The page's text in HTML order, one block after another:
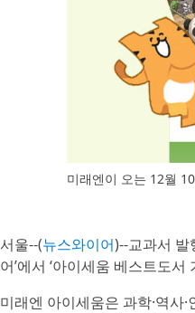
미래엔이 오는 12월
서울--(뉴스와이어)--교과서 발
어’에서 ‘아이세움 베스트도
미래엔 아이세움은 과학·역사